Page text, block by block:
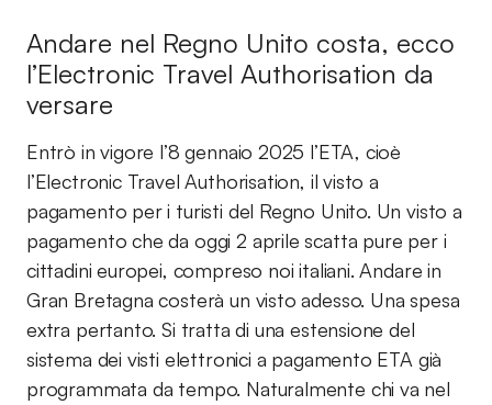
Andare nel Regno Unito costa, ecco
l’Electronic Travel Authorisation da
versare
Entrò in vigore l’8 gennaio 2025 l’ETA, cioè
l’Electronic Travel Authorisation, il visto a
pagamento per i turisti del Regno Unito. Un visto a
pagamento che da oggi 2 aprile scatta pure per i
cittadini europei, compreso noi italiani. Andare in
Gran Bretagna costerà un visto adesso. Una spesa
extra pertanto. Si tratta di una estensione del
sistema dei visti elettronici a pagamento ETA già
programmata da tempo. Naturalmente chi va nel